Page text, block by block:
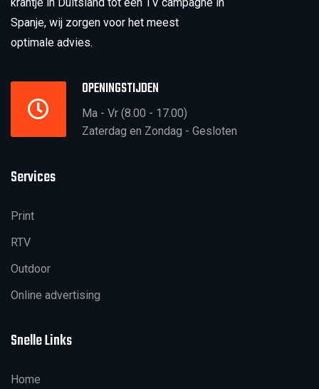
Spanje, wij zorgen voor het meest
optimale advies.
OPENINGSTIJDEN
Ma - Vr (8.00 - 17.00)
Zaterdag en Zondag - Gesloten
Services
Print
RTV
Outdoor
Online advertising
Snelle Links
Home